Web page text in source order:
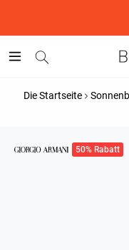
Die Startseite
50% Rabatt